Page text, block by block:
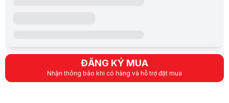
ĐĂNG KÝ MUA
Nhận thông báo khi có hàng và hỗ trợ đặt mua